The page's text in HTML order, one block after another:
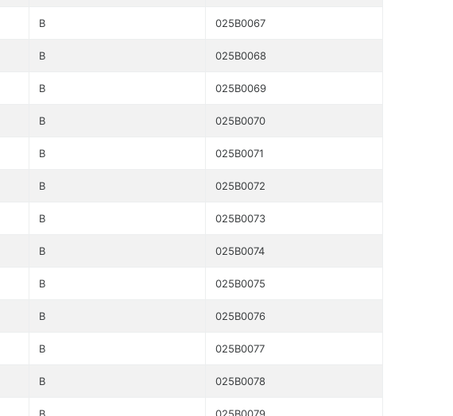
B 025B0067
B 025B0068
B 025B0069
B 025B0070
B 025B0071
B 025B0072
B 025B0073
B 025B0074
B 025B0075
B 025B0076
B 025B0077
B 025B0078
B 025B0079